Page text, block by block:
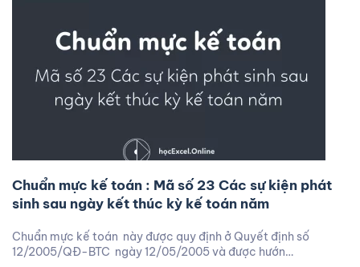
Chuẩn mực kế toán : Mã số 23 Các sự kiện phát
sinh sau ngày kết thúc kỳ kế toán năm
Chuẩn mực kế toán này được quy định ở Quyết định số
12/2005/QĐ-BTC ngày 12/05/2005 và được hướn…